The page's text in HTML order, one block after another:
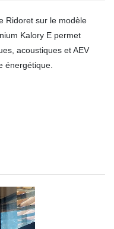
Ridoret sur le modèle
Kalory E permet
acoustiques et AEV
énergétique.